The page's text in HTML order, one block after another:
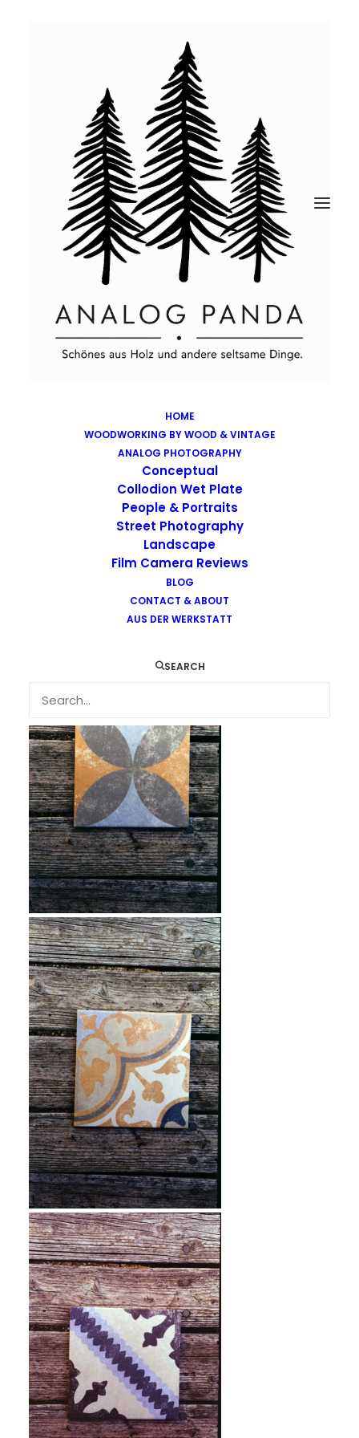
HOME
WOODWORKING BY WOOD & VINTAGE
ANALOG PHOTOGRAPHY
Conceptual
Collodion Wet Plate
People & Portraits
Street Photography
Landscape
Film Camera Reviews
BLOG
CONTACT & ABOUT
AUS DER WERKSTATT
SEARCH
Images tagged "still"
Images tagged "still"